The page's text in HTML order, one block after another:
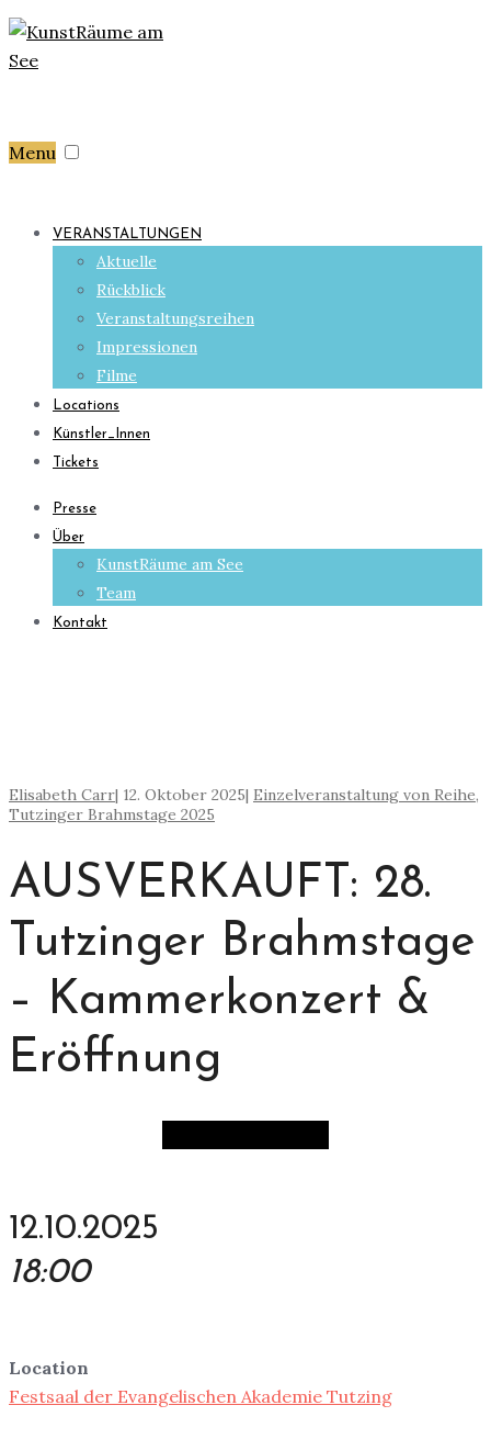
Menu
VERANSTALTUNGEN
Aktuelle
Rückblick
Veranstaltungsreihen
Impressionen
Filme
Locations
Künstler_Innen
Tickets
Presse
Über
KunstRäume am See
Team
Kontakt
Elisabeth Carr| 12. Oktober 2025| Einzelveranstaltung von Reihe,
Tutzinger Brahmstage 2025
AUSVERKAUFT: 28.
Tutzinger Brahmstage
– Kammerkonzert &
Eröffnung
12.10.2025
18:00
Location
Festsaal der Evangelischen Akademie Tutzing